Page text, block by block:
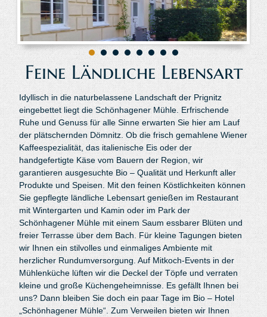
Feine Ländliche Lebensart
Idyllisch in die naturbelassene Landschaft der Prignitz
eingebettet liegt die Schönhagener Mühle. Erfrischende
Ruhe und Genuss für alle Sinne erwarten Sie hier am Lauf
der plätschernden Dömnitz. Ob die frisch gemahlene Wiener
Kaffeespezialität, das italienische Eis oder der
handgefertigte Käse vom Bauern der Region, wir
garantieren ausgesuchte Bio – Qualität und Herkunft aller
Produkte und Speisen. Mit den feinen Köstlichkeiten können
Sie gepflegte ländliche Lebensart genießen im Restaurant
mit Wintergarten und Kamin oder im Park der
Schönhagener Mühle mit einem Saum essbarer Blüten und
freier Terrasse über dem Bach. Für kleine Tagungen bieten
wir Ihnen ein stilvolles und einmaliges Ambiente mit
herzlicher Rundumversorgung. Auf Mitkoch-Events in der
Mühlenküche lüften wir die Deckel der Töpfe und verraten
kleine und große Küchengeheimnisse. Es gefällt Ihnen bei
uns? Dann bleiben Sie doch ein paar Tage im Bio – Hotel
„Schönhagener Mühle“. Zum Verweilen bieten wir Ihnen